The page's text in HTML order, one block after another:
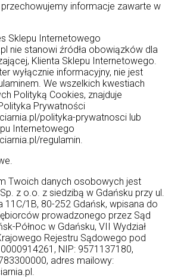
informacje zawarte w
Sklepu Internetowego
nie stanowi źródła obowiązków dla
Klienta Sklepu Internetowego.
wyłącznie informacyjny, nie jest
We wszelkich kwestiach
Polityką Cookies, znajduje
Prywatności
polityka-prywatnosci lub
Internetowego
regulamin.
Twoich danych osobowych jest
z o.o. z siedzibą w Gdańsku przy ul.
11C/1B, 80-252 Gdańsk, wpisana do
prowadzonego przez Sąd
Północ w Gdańsku, VII Wydział
Rejestru Sądowego pod
NIP: 9571137180,
adres mailowy: